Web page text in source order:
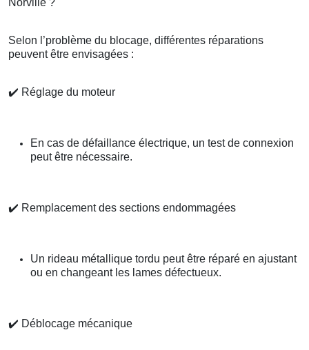
Norville ?
Selon l’problème du blocage, différentes réparations
peuvent être envisagées :
✔️ Réglage du moteur
En cas de défaillance électrique, un test de connexion
peut être nécessaire.
✔️ Remplacement des sections endommagées
Un rideau métallique tordu peut être réparé en ajustant
ou en changeant les lames défectueux.
✔️ Déblocage mécanique